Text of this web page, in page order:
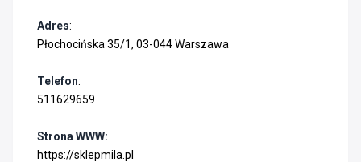
Adres:
Płochocińska 35/1, 03-044 Warszawa
Telefon:
511629659
Strona WWW:
https://sklepmila.pl